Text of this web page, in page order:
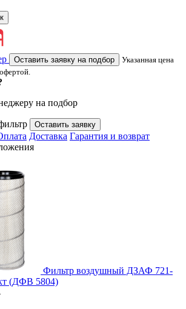
Оставить заявку на подбор
Указанная цена
на подбор
Оставить заявку
Доставка Гарантия и возврат
Фильтр воздушный ДЗАФ 721-
(ДФВ 5804)